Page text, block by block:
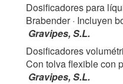
Dosificadores para
Brabender· Incluyen
Gravipes, S.L.
Dosificadores
Con tolva flexible con
Gravipes, S.L.